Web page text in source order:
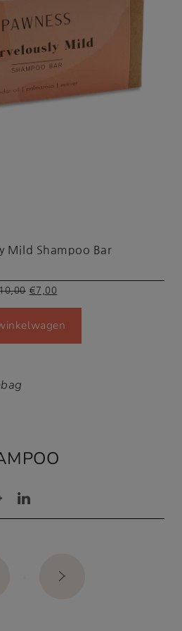
Mild Shampoo Bar
Oorspronkelijke
prijs
was:
€10,00.
€7,00
prijs
is:
€7,00.